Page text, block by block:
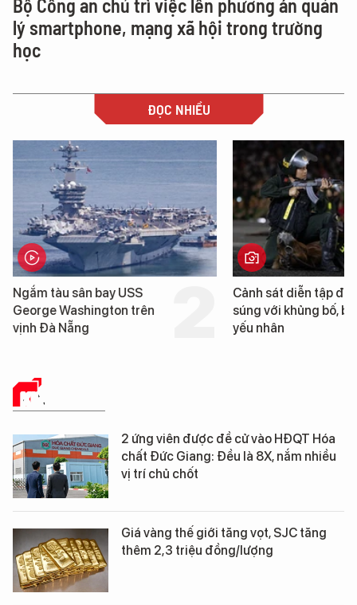
Bộ Công an chủ trì việc lên phương án quản
lý smartphone, mạng xã hội trong trường
học
ĐỌC NHIỀU
Cảnh sát diễn tập đấu
súng với khủng bố, bảo vệ
yếu nhân
Hình ảnh đầu tiên về
tàu sân bay USS
Washington vừa đến
KINH TẾ SỐ
2 ứng viên được đề cử vào HĐQT Hóa
chất Đức Giang: Đều là 8X, nắm nhiều
vị trí chủ chốt
Giá vàng thế giới tăng vọt, SJC tăng
thêm 2,3 triệu đồng/lượng